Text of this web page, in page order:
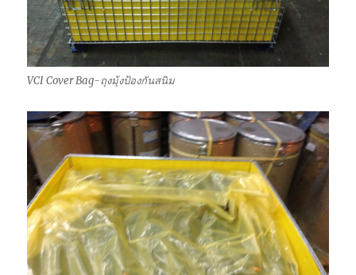
VCI Cover Bag-ถุงมุ้งป้องกันสนิม